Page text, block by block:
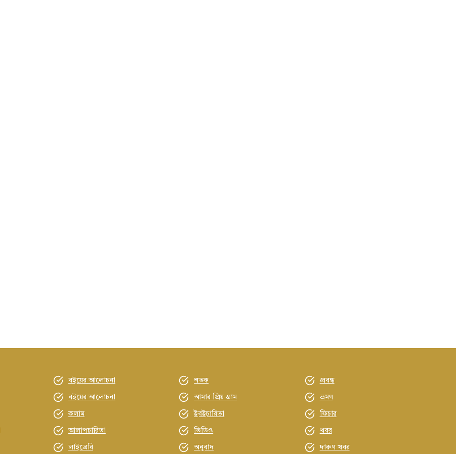
বইয়ের আলোচনা
বইয়ের আলোচনা
কলাম
আলাপচারিতা
লাইব্রেরি
শতক
আমার প্রিয় গ্রাম
ইবইচারিতা
ভিডিও
অনুবাদ
প্রবন্ধ
ভ্রমণ
ফিচার
খবর
দারুণ খবর